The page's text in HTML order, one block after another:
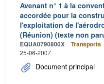
Avenant n° 1 à la
accordée pour la
l'exploitation de
(Réunion) (texte non
EQUA0790800X Transports
25-06-2007
Document principal